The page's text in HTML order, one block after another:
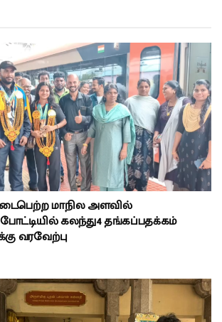
மாநில அளவில்
போட்டியில் கலந்து4 தங்கப்பதக்கம்
வரவேற்பு